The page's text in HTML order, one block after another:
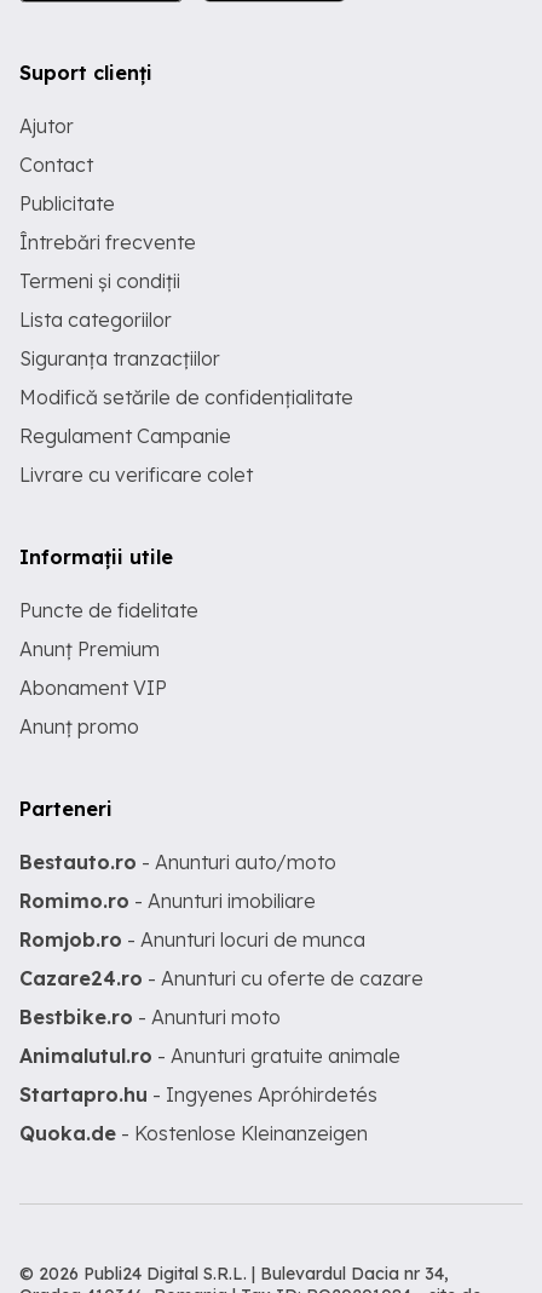
Suport clienți
Ajutor
Contact
Publicitate
Întrebări frecvente
Termeni și condiții
Lista categoriilor
Siguranța tranzacțiilor
Modifică setările de confidențialitate
Regulament Campanie
Livrare cu verificare colet
Informații utile
Puncte de fidelitate
Anunț Premium
Abonament VIP
Anunț promo
Parteneri
Bestauto.ro - Anunturi auto/moto
Romimo.ro - Anunturi imobiliare
Romjob.ro - Anunturi locuri de munca
Cazare24.ro - Anunturi cu oferte de cazare
Bestbike.ro - Anunturi moto
Animalutul.ro - Anunturi gratuite animale
Startapro.hu - Ingyenes Apróhirdetés
Quoka.de - Kostenlose Kleinanzeigen
© 2026 Publi24 Digital S.R.L. | Bulevardul Dacia nr 34,